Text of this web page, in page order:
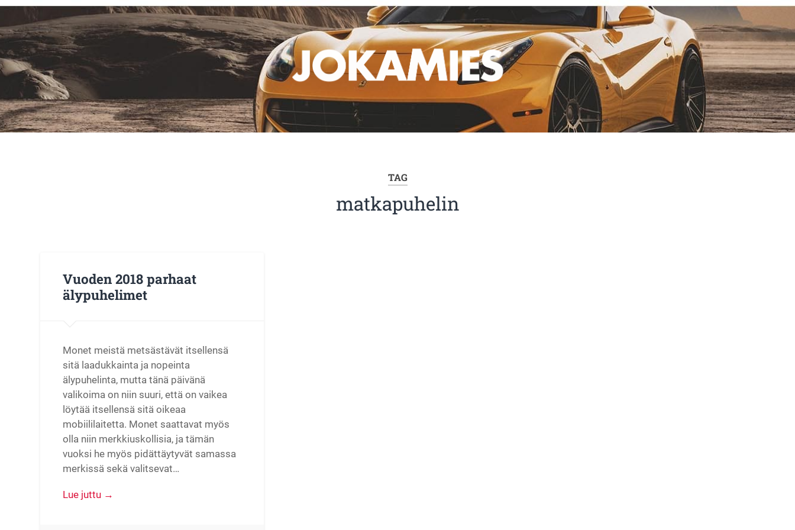
TAG
matkapuhelin
Vuoden 2018 parhaat
älypuhelimet
Monet meistä metsästävät itsellensä
sitä laadukkainta ja nopeinta
älypuhelinta, mutta tänä päivänä
valikoima on niin suuri, että on vaikea
löytää itsellensä sitä oikeaa
mobiililaitetta. Monet saattavat myös
olla niin merkkiuskollisia, ja tämän
vuoksi he myös pidättäytyvät samassa
merkissä sekä valitsevat…
Lue juttu →